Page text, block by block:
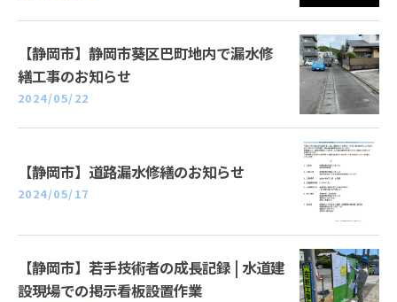
【静岡市】静岡市葵区巴町地内で漏水修
繕工事のお知らせ
2024/05/22
【静岡市】道路漏水修繕のお知らせ
2024/05/17
【静岡市】若手技術者の成長記録 | 水道建
設現場での掲示看板設置作業